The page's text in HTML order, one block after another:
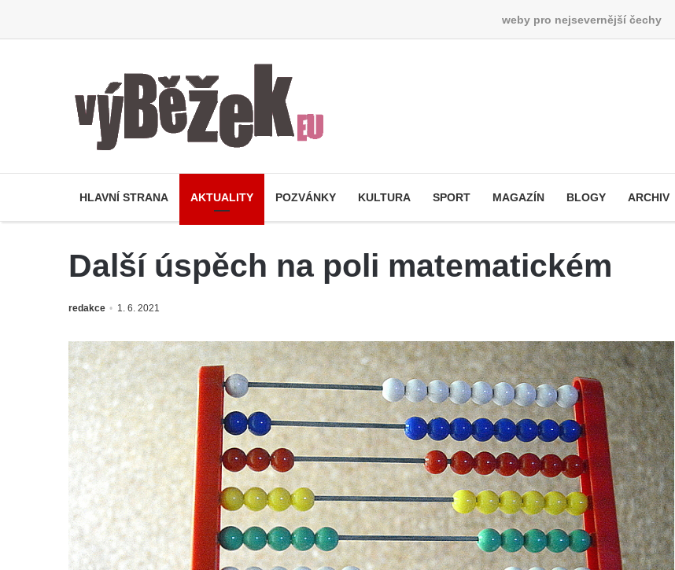
weby pro nejsevernější čechy
HLAVNÍ STRANA AKTUALITY POZVÁNKY KULTURA SPORT MAGAZÍN BLOGY ARCHIV
Další úspěch na poli matematickém
redakce 1. 6. 2021